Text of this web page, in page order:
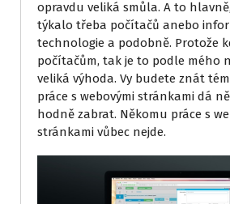
opravdu veliká smůla. A to
týkalo třeba počítačů anebo
technologie a podobně. Protože
počítačům, tak je to podle mého
veliká výhoda. Vy budete znát
práce s webovými stránkami dá
hodně zabrat. Někomu práce s
stránkami vůbec nejde.